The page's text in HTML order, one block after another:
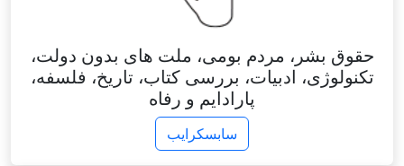
حقوق بشر، مردم بومی، ملت های بدون دولت،
تکنولوژی، ادبیات، بررسی کتاب، تاریخ، فلسفه،
پارادایم و رفاه
سابسکرایب